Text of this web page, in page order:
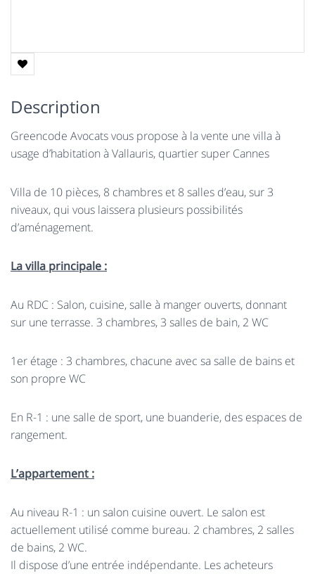
Description
Greencode Avocats vous propose à la vente une villa à
usage d’habitation à Vallauris, quartier super Cannes
Villa de 10 pièces, 8 chambres et 8 salles d’eau, sur 3
niveaux, qui vous laissera plusieurs possibilités
d’aménagement.
La villa principale :
Au RDC : Salon, cuisine, salle à manger ouverts, donnant
sur une terrasse. 3 chambres, 3 salles de bain, 2 WC
1er étage : 3 chambres, chacune avec sa salle de bains et
son propre WC
En R-1 : une salle de sport, une buanderie, des espaces de
rangement.
L’appartement :
Au niveau R-1 : un salon cuisine ouvert. Le salon est
actuellement utilisé comme bureau. 2 chambres, 2 salles
de bains, 2 WC.
Il dispose d’une entrée indépendante. Les acheteurs